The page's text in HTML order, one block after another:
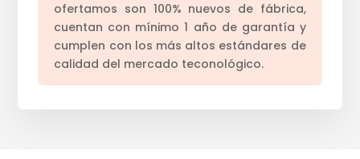
ofertamos son 100% nuevos de fábrica,
cuentan con mínimo 1 año de garantía y
cumplen con los más altos estándares de
calidad del mercado teconológico.